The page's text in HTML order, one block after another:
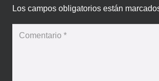
Los campos obligatorios están